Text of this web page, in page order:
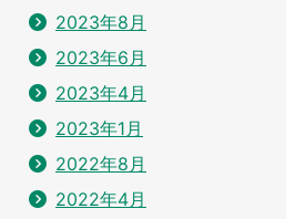
2023年8月
2023年6月
2023年4月
2023年1月
2022年8月
2022年4月